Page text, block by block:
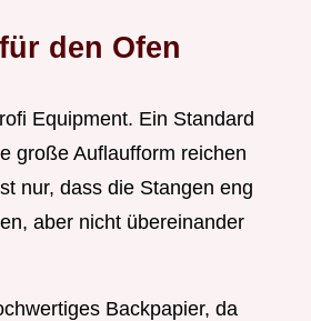
den Ofen
Equipment. Ein Standard
große Auflaufform reichen
nur, dass die Stangen eng
aber nicht übereinander
Backpapier, da